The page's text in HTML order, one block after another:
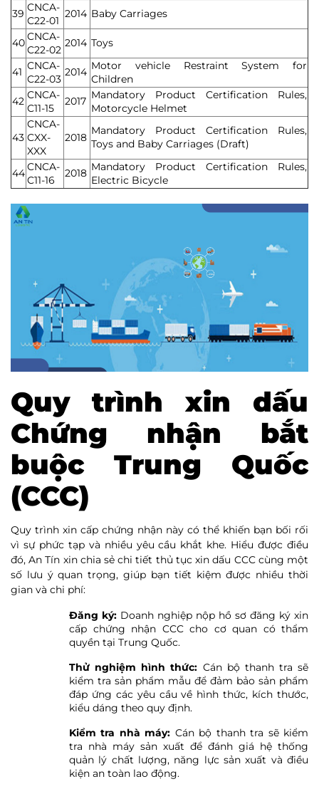
39 CNCA-
C22-01
2014 Baby Carriages
40CNCA-
C22-02
2014 Toys
41 CNCA-
C22-03
2014 Motor vehicle Restraint System for
Children
42 CNCA-
C11-15
2017 Mandatory Product Certification Rules,
Motorcycle Helmet
43
CNCA-
CXX-
XXX
2018
Mandatory Product Certification Rules,
Toys and Baby Carriages (Draft)
44CNCA-
C11-16
2018 Mandatory Product Certification Rules,
Electric Bicycle
Quy trình xin dấu
Chứng nhận bắt
buộc Trung Quốc
(CCC)
Quy trình xin cấp chứng nhận này có thể khiến bạn bối rối
vì sự phức tạp và nhiều yêu cầu khắt khe. Hiểu được điều
đó, An Tín xin chia sẻ chi tiết thủ tục xin dấu CCC cùng một
số lưu ý quan trọng, giúp bạn tiết kiệm được nhiều thời
gian và chi phí:
Đăng ký: Doanh nghiệp nộp hồ sơ đăng ký xin
cấp chứng nhận CCC cho cơ quan có thẩm
quyền tại Trung Quốc.
Thử nghiệm hình thức: Cán bộ thanh tra sẽ
kiểm tra sản phẩm mẫu để đảm bảo sản phẩm
đáp ứng các yêu cầu về hình thức, kích thước,
kiểu dáng theo quy định.
Kiểm tra nhà máy: Cán bộ thanh tra sẽ kiểm
tra nhà máy sản xuất để đánh giá hệ thống
quản lý chất lượng, năng lực sản xuất và điều
kiện an toàn lao động.